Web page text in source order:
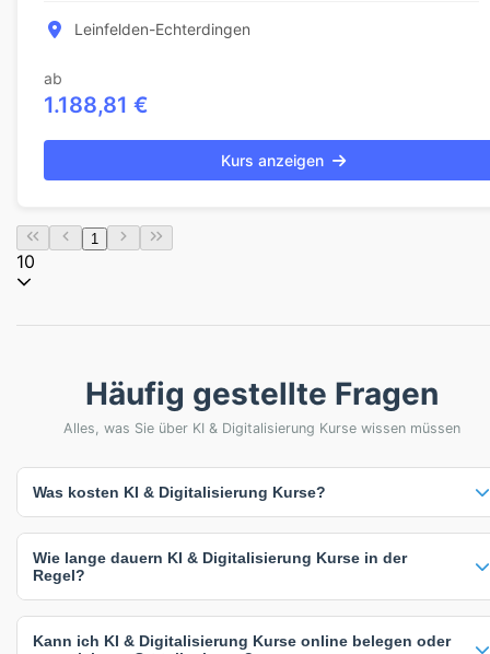
Leinfelden-Echterdingen
ab
1.188,81 €
Kurs anzeigen
1
10
Häufig gestellte Fragen
Alles, was Sie über KI & Digitalisierung Kurse wissen müssen
Was kosten KI & Digitalisierung Kurse?
3.867,5 €. Der durchschnittliche Preis liegt bei 3.108,58 €. Viele
Anbieter bieten auch individuelle Preise auf Anfrage an, die sich nach
Wie lange dauern KI & Digitalisierung Kurse in der
Regel?
häufigste Kursdauer beträgt 2 Tage. Die genaue Dauer hängt vom
Kann ich KI & Digitalisierung Kurse online belegen oder